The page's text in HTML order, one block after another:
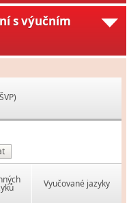
s výučním
Vyučované jazyky